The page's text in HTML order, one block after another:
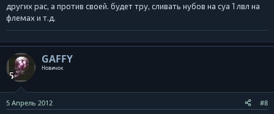
других рас, а против своей. будет тру, сливать нубов на суа 1 лвл на
флемах и т.д.
GAFFY
Новичок
5 Апрель 2012 #8